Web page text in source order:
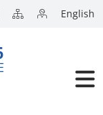
English
Besucher